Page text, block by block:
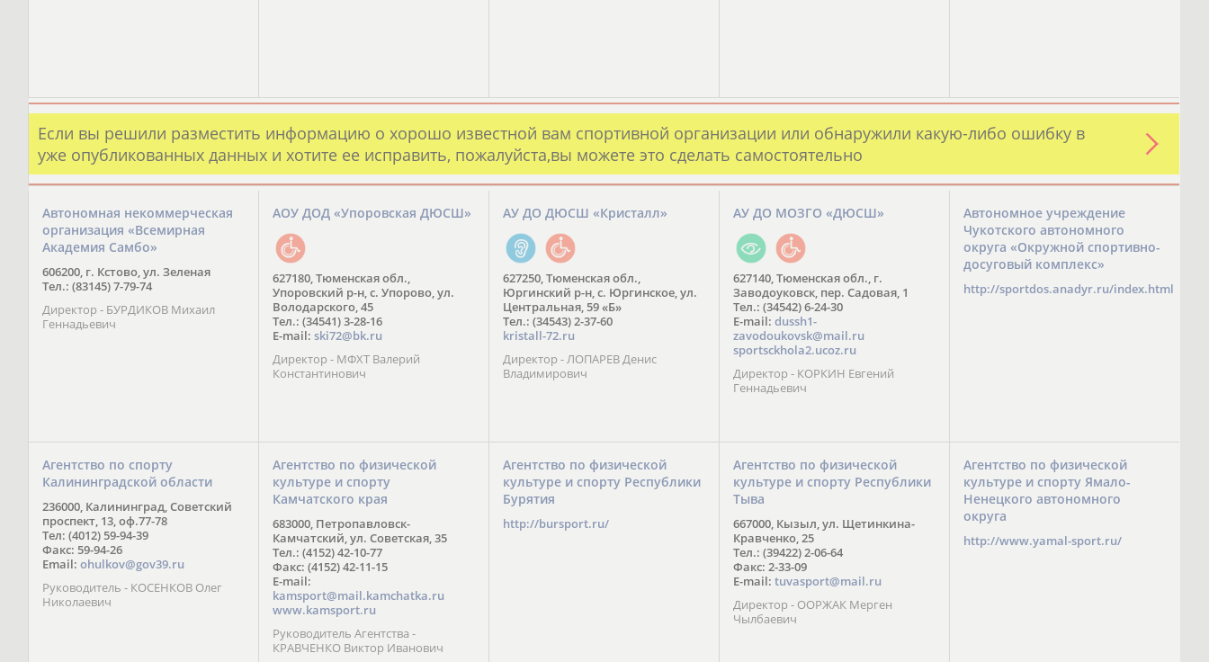
Если вы решили разместить информацию о хорошо известной вам спортивной организации или обнаружили какую-либо ошибку в
уже опубликованных данных и хотите ее исправить, пожалуйста,вы можете это сделать самостоятельно
Автономная некоммерческая
организация «Всемирная
Академия Самбо»
606200, г. Кстово, ул. Зеленая
Тел.: (83145) 7-79-74
Директор - БУРДИКОВ Михаил
Геннадьевич
АОУ ДОД «Упоровская ДЮСШ»
627180, Тюменская обл.,
Упоровский р-н, с. Упорово, ул.
Володарского, 45
Тел.: (34541) 3-28-16
E-mail: ski72@bk.ru
Директор - МФХТ Валерий
Константинович
АУ ДО ДЮСШ «Кристалл»
627250, Тюменская обл.,
Юргинский р-н, с. Юргинское, ул.
Центральная, 59 «Б»
Тел.: (34543) 2-37-60
kristall-72.ru
Директор - ЛОПАРЕВ Денис
Владимирович
АУ ДО МОЗГО «ДЮСШ»
627140, Тюменская обл., г.
Заводоуковск, пер. Садовая, 1
Тел.: (34542) 6-24-30
​E-mail: dussh1-
zavodoukovsk@mail.ru
sportsckhola2.ucoz.ru
Директор - КОРКИН Евгений
Геннадьевич
Автономное учреждение
Чукотского автономного
округа «Окружной спортивно-
досуговый комплекс»
http://sportdos.anadyr.ru/index.html
Агентство по спорту
Калининградской области
236000, Калининград, Советский
проспект, 13, оф.77-78
Тел: (4012) 59-94-39
Факс: 59-94-26
Email: ohulkov@gov39.ru
Руководитель - КОСЕНКОВ Олег
Николаевич
Агентство по физической
культуре и спорту
Камчатского края
683000, Петропавловск-
Камчатский, ул. Советская, 35
Тел.: (4152) 42-10-77
Факс: (4152) 42-11-15
E-mail:
kamsport@mail.kamchatka.ru
www.kamsport.ru
Руководитель Агентства -
КРАВЧЕНКО Виктор Иванович
Агентство по физической
культуре и спорту Республики
Бурятия
http://bursport.ru/
Агентство по физической
культуре и спорту Республики
Тыва
667000, Кызыл, ул. Щетинкина-
Кравченко, 25
Тел.: (39422) 2-06-64
Факс: 2-33-09
E-mail: tuvasport@mail.ru
Директор - ООРЖАК Мерген
Чылбаевич
Агентство по физической
культуре и спорту Ямало-
Ненецкого автономного
округа
http://www.yamal-sport.ru/